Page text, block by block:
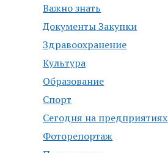
Важно знать
Документы Закупки
Здравоохранение
Культура
Образование
Спорт
Сегодня на предприятиях
Фоторепортаж